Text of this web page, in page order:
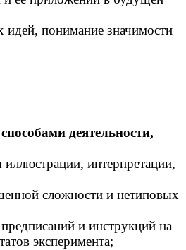
идей, понимание значимости
деятельности,
интерпретации,
сложности и нетиповых
и инструкций на
эксперимента;